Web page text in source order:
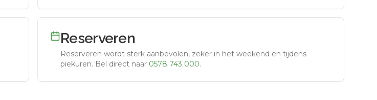
Reserveren
Reserveren wordt sterk aanbevolen, zeker in het weekend en tijdens
piekuren. Bel direct naar 0578 743 000.